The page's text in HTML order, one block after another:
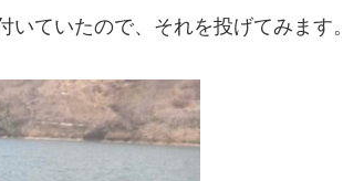
ていたので、それを投げてみます。